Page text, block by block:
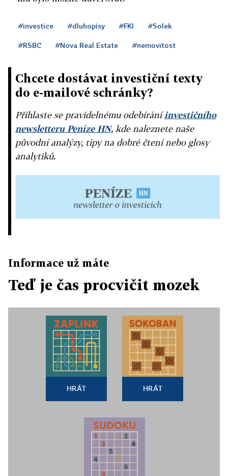
#investice #dluhopisy #FKI #Solek
#RSBC #Nova Real Estate #nemovitost
Chcete dostávat investiční texty
do e-mailové schránky?
Přihlaste se pravidelnému odebíráníinvestičního
newsletteru Peníze HN, kde naleznete naše
původní analýzy, tipy na dobré čtení nebo glosy
analytiků.
Informace už máte
Teď je čas procvičit mozek
HRÁT HRÁT